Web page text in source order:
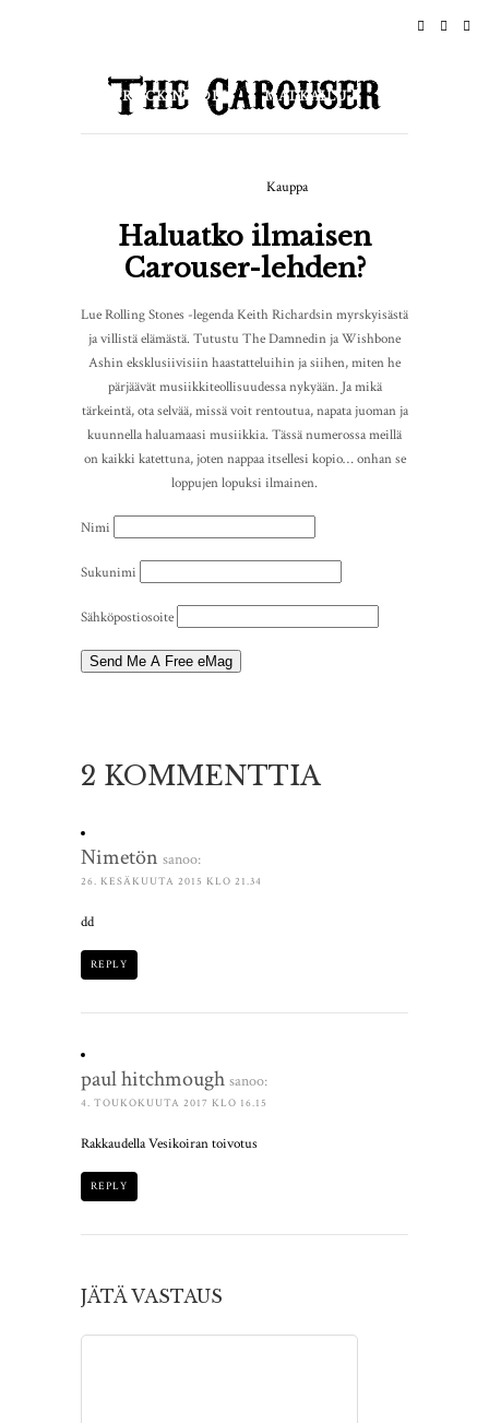
ROCK N ROLL MATKAILU
Kauppa
Haluatko ilmaisen
Carouser-lehden?
Lue Rolling Stones -legenda Keith Richardsin myrskyisästä
ja villistä elämästä. Tutustu The Damnedin ja Wishbone
Ashin eksklusiivisiin haastatteluihin ja siihen, miten he
pärjäävät musiikkiteollisuudessa nykyään. Ja mikä
tärkeintä, ota selvää, missä voit rentoutua, napata juoman ja
kuunnella haluamaasi musiikkia. Tässä numerossa meillä
on kaikki katettuna, joten nappaa itsellesi kopio… onhan se
loppujen lopuksi ilmainen.
Nimi
Sukunimi
Sähköpostiosoite
2 KOMMENTTIA
Nimetön sanoo:
26. KESÄKUUTA 2015 KLO 21.34
dd
REPLY
paul hitchmough sanoo:
4. TOUKOKUUTA 2017 KLO 16.15
Rakkaudella Vesikoiran toivotus
REPLY
JÄTÄ VASTAUS